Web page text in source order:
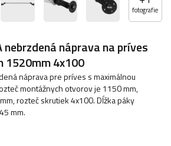
fotografie
nebrzdená náprava na príves
1520mm 4x100
náprava pre príves s maximálnou
montážnych otvorov je 1150 mm,
rozteč skrutiek 4x100. Dĺžka páky
mm.